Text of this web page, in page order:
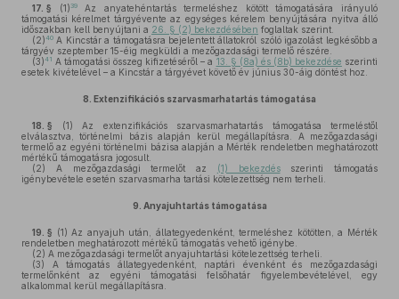
17. § (1) 39Az anyatehéntartás termeléshez kötött támogatására irányuló
támogatási kérelmet tárgyévente az egységes kérelem benyújtására nyitva álló
időszakban kell benyújtani a 26. § (2) bekezdésében foglaltak szerint.
(2)40 A Kincstár a támogatásra bejelentett állatokról szóló igazolást legkésőbb a
tárgyév szeptember 15-éig megküldi a mezőgazdasági termelő részére.
(3)41 A támogatási összeg kifizetéséről – a 13. § (8a) és (8b) bekezdése szerinti
esetek kivételével – a Kincstár a tárgyévet követő év június 30-áig döntést hoz.
8. Extenzifikációs szarvasmarhatartás támogatása
18. § (1) Az extenzifikációs szarvasmarhatartás támogatása termeléstől
elválasztva, történelmi bázis alapján kerül megállapításra. A mezőgazdasági
termelő az egyéni történelmi bázisa alapján a Mérték rendeletben meghatározott
mértékű támogatásra jogosult.
(2) A mezőgazdasági termelőt az (1) bekezdésszerinti támogatás
igénybevétele esetén szarvasmarha tartási kötelezettség nem terheli.
9. Anyajuhtartás támogatása
19. § (1) Az anyajuh után, állategyedenként, termeléshez kötötten, a Mérték
rendeletben meghatározott mértékű támogatás vehető igénybe.
(2) A mezőgazdasági termelőt anyajuhtartási kötelezettség terheli.
(3) A támogatás állategyedenként, naptári évenként és mezőgazdasági
termelőnként az egyéni támogatási felsőhatár figyelembevételével, egy
alkalommal kerül megállapításra.